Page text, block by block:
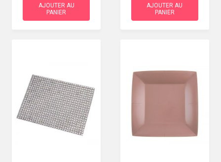
AJOUTER AU
PANIER
AJOUTER AU
PANIER